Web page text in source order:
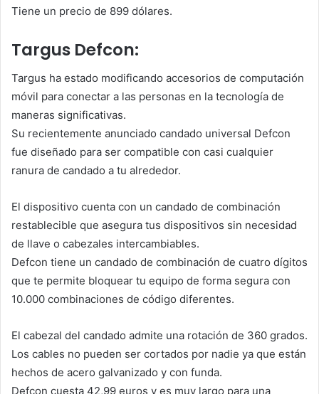
Tiene un precio de 899 dólares.
Targus Defcon:
Targus ha estado modificando accesorios de computación
móvil para conectar a las personas en la tecnología de
maneras significativas.
Su recientemente anunciado candado universal Defcon
fue diseñado para ser compatible con casi cualquier
ranura de candado a tu alrededor.
El dispositivo cuenta con un candado de combinación
restablecible que asegura tus dispositivos sin necesidad
de llave o cabezales intercambiables.
Defcon tiene un candado de combinación de cuatro dígitos
que te permite bloquear tu equipo de forma segura con
10.000 combinaciones de código diferentes.
El cabezal del candado admite una rotación de 360 grados.
Los cables no pueden ser cortados por nadie ya que están
hechos de acero galvanizado y con funda.
Defcon cuesta 42,99 euros y es muy largo para una